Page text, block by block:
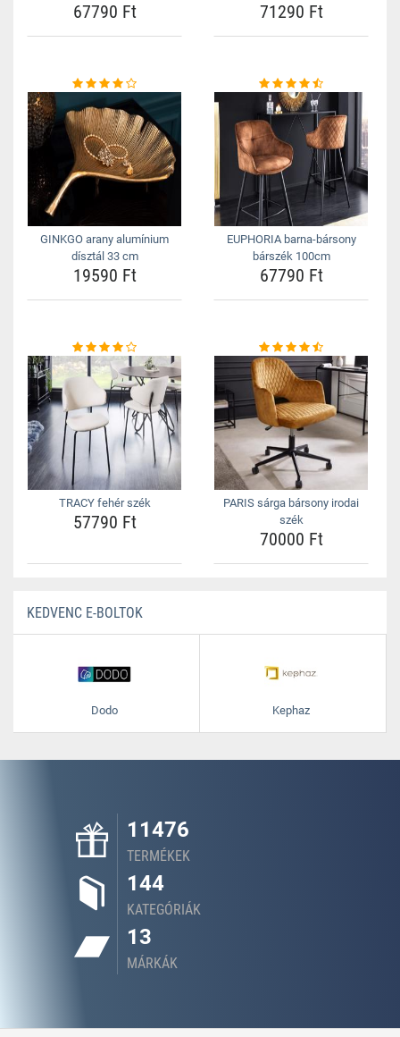
67790 Ft 71290 Ft
GINKGO arany alumínium
dísztál 33 cm
19590 Ft
EUPHORIA barna-bársony
bárszék 100cm
67790 Ft
TRACY fehér szék
57790 Ft
PARIS sárga bársony irodai
szék
70000 Ft
KEDVENC E-BOLTOK
Dodo Kephaz
11476
TERMÉKEK
144
KATEGÓRIÁK
13
MÁRKÁK